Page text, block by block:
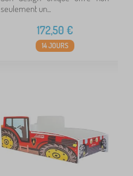
seulement un...
172,50 €
14 JOURS